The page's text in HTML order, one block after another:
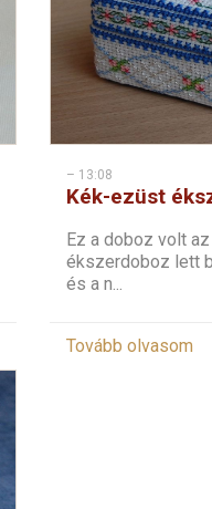
– 13:08
Kék-ezüst
Ez a doboz volt
ékszerdoboz lett
és a n...
Tovább olvasom